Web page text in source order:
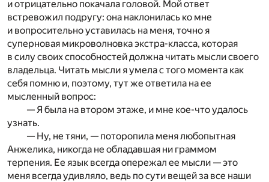
и отрицательно покачала головой. Мой ответ
встревожил подругу: она наклонилась ко мне
и вопросительно уставилась на меня, точно я
суперновая микроволновка экстра-класса, которая
в силу своих способностей должна читать мысли своего
владельца. Читать мысли я умела с того момента как
себя помню и, поэтому, тут же ответила на ее
мысленный вопрос:
— Я была на втором этаже, и мне кое-что удалось
узнать.
— Ну, не тяни, — поторопила меня любопытная
Анжелика, никогда не обладавшая ни граммом
терпения. Ее язык всегда опережал ее мысли — это
меня всегда удивляло, ведь по сути вещей за все наши